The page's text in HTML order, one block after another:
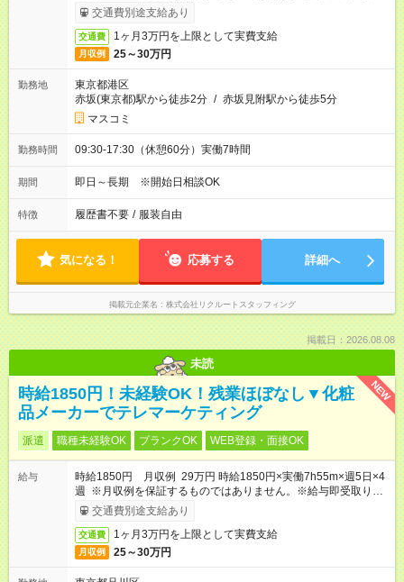
取りサービス利用可（利用条件有）
交通費別途支給あり
交通費 1ヶ月3万円を上限として実費支給
月収例 25～30万円
勤務地
東京都港区
赤坂(東京都)駅から徒歩2分 / 赤坂見附駅から徒歩5分
マスコミ
勤務時間 09:30-17:30（休憩60分）実働7時間
期間 即日～長期 ※開始日相談OK
特徴 履歴書不要 / 服装自由
気になる！ 応募する 詳細へ
掲載元企業名 株式会社リクルートスタッフィング
掲載日：2026.08.08
未読
NEW
時給1850円！未経験OK！残業ほぼなし▼化粧
品メーカーでテレマーケティング
派遣 職種未経験OK ブランクOK WEB登録・面接OK
給与
時給1850円 月収例 29万円 時給1850円×実働7h55m×週5日×4
週 ※月収例を保証するものではありません。※給与即受取りサ
ービス利用可（利用条件有）
交通費別途支給あり
交通費 1ヶ月3万円を上限として実費支給
月収例 25～30万円